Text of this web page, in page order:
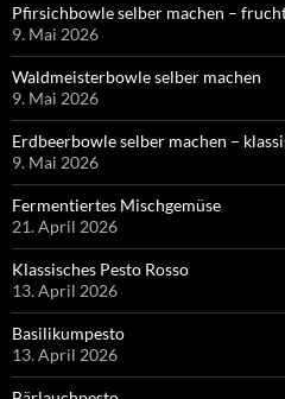
Pfirsichbowle selber machen –
9. Mai 2026
Waldmeisterbowle selber machen
9. Mai 2026
Erdbeerbowle selber machen –
9. Mai 2026
Fermentiertes Mischgemüse
21. April 2026
Klassisches Pesto Rosso
13. April 2026
Basilikumpesto
13. April 2026